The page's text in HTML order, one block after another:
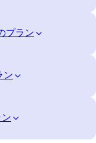
プラン
ン